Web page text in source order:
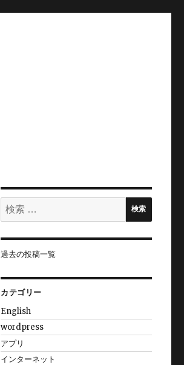
検
索:
検索
過去の投稿一覧
カテゴリー
English
wordpress
アプリ
インターネット